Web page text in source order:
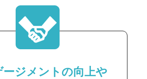
ージメントの向上や